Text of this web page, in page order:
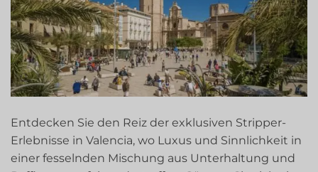
Entdecken Sie den Reiz der exklusiven Stripper-
Erlebnisse in Valencia, wo Luxus und Sinnlichkeit in
einer fesselnden Mischung aus Unterhaltung und